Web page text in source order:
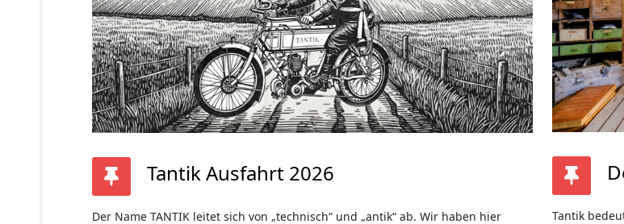
Tantik Ausfahrt 2026
Der Name TANTIK leitet sich von „technisch“ und „antik“ ab. Wir haben hier
Tantik